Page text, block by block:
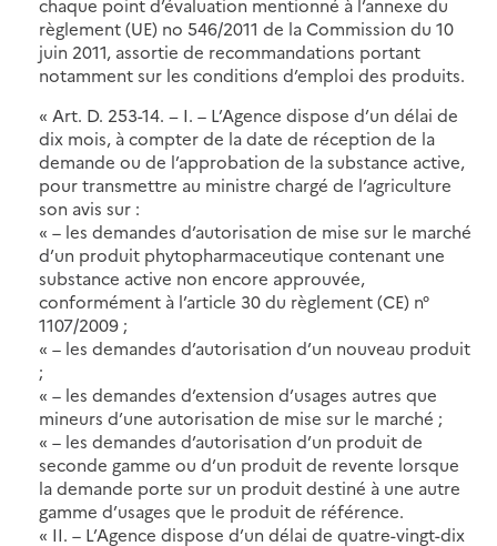
règlement (UE) no 546/2011 de la Commission du 10
juin 2011, assortie de recommandations portant
notamment sur les conditions d’emploi des produits.
« Art. D. 253-14. − I. – L’Agence dispose d’un délai de
dix mois, à compter de la date de réception de la
demande ou de l’approbation de la substance active,
pour transmettre au ministre chargé de l’agriculture
son avis sur :
« – les demandes d’autorisation de mise sur le marché
d’un produit phytopharmaceutique contenant une
substance active non encore approuvée,
conformément à l’article 30 du règlement (CE) n°
1107/2009 ;
« – les demandes d’autorisation d’un nouveau produit
;
« – les demandes d’extension d’usages autres que
mineurs d’une autorisation de mise sur le marché ;
« – les demandes d’autorisation d’un produit de
seconde gamme ou d’un produit de revente lorsque
la demande porte sur un produit destiné à une autre
gamme d’usages que le produit de référence.
« II. – L’Agence dispose d’un délai de quatre-vingt-dix